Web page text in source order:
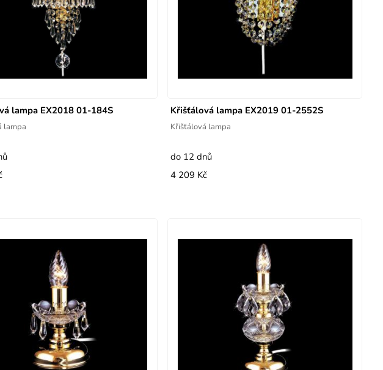
lampa EX2018 01-184S
lampa
Křišťálová lampa EX2019 01-2552S
Křišťálová lampa
do 12 dnů
4 209 Kč